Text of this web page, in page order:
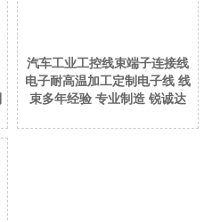
汽车工业工控线束端子连接线
电子耐高温加工定制电子线 线
束多年经验 专业制造 锐诚达